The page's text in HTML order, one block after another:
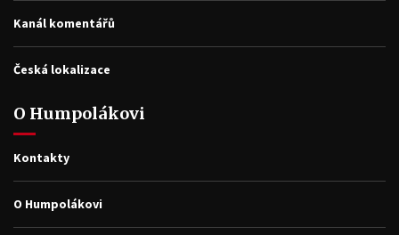
Kanál komentářů
Česká lokalizace
O Humpolákovi
Kontakty
O Humpolákovi